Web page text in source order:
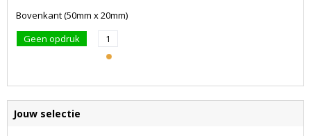
Bovenkant (50mm x 20mm)
Geen opdruk
1
Jouw selectie